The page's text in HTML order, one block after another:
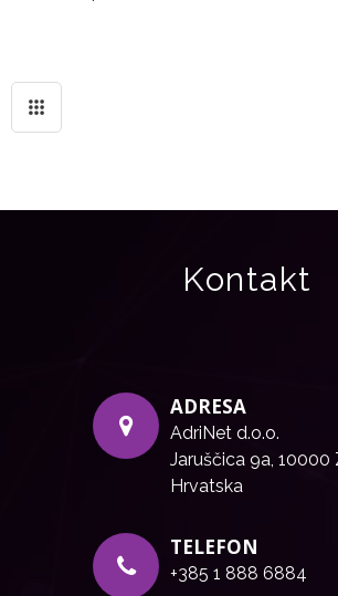
Kontakt
ADRESA
AdriNet d.o.o.
Jaruščica 9a, 10000
Hrvatska
TELEFON
+385 1 888 6884